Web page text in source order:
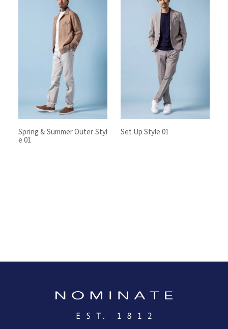
Spring & Summer Outer Styl
e 01
Set Up Style 01